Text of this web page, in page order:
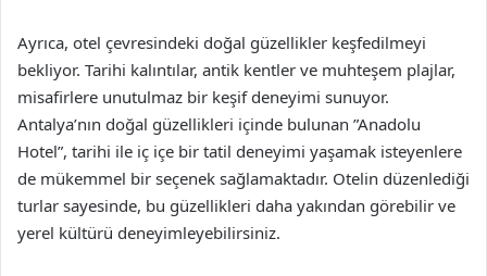
Ayrıca, otel çevresindeki doğal güzellikler keşfedilmeyi
bekliyor. Tarihi kalıntılar, antik kentler ve muhteşem plajlar,
misafirlere unutulmaz bir keşif deneyimi sunuyor.
Antalya’nın doğal güzellikleri içinde bulunan ”Anadolu
Hotel”, tarihi ile iç içe bir tatil deneyimi yaşamak isteyenlere
de mükemmel bir seçenek sağlamaktadır. Otelin düzenlediği
turlar sayesinde, bu güzellikleri daha yakından görebilir ve
yerel kültürü deneyimleyebilirsiniz.